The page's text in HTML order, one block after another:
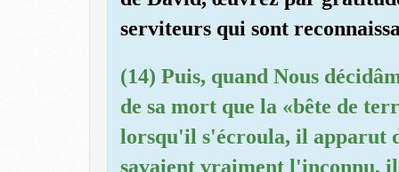
serviteurs qui sont
(14) Puis, quand Nous
de sa mort que la «bête de
lorsqu'il s'écroula, il apparut
savaient vraiment l'inconnu,